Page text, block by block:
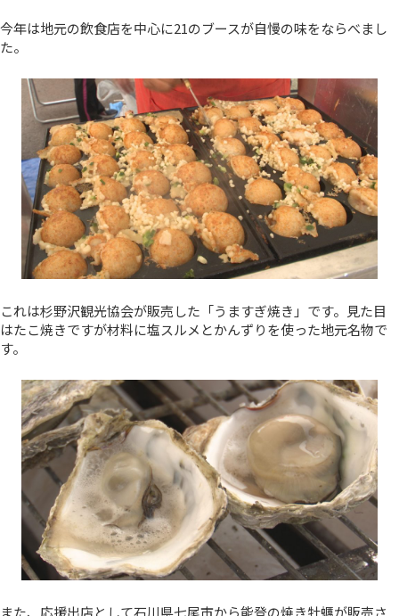
今年は地元の飲食店を中心に21のブースが自慢の味をならべまし
た。
これは杉野沢観光協会が販売した「うますぎ焼き」です。見た目
はたこ焼きですが材料に塩スルメとかんずりを使った地元名物で
す。
また、応援出店として石川県七尾市から能登の焼き牡蠣が販売さ